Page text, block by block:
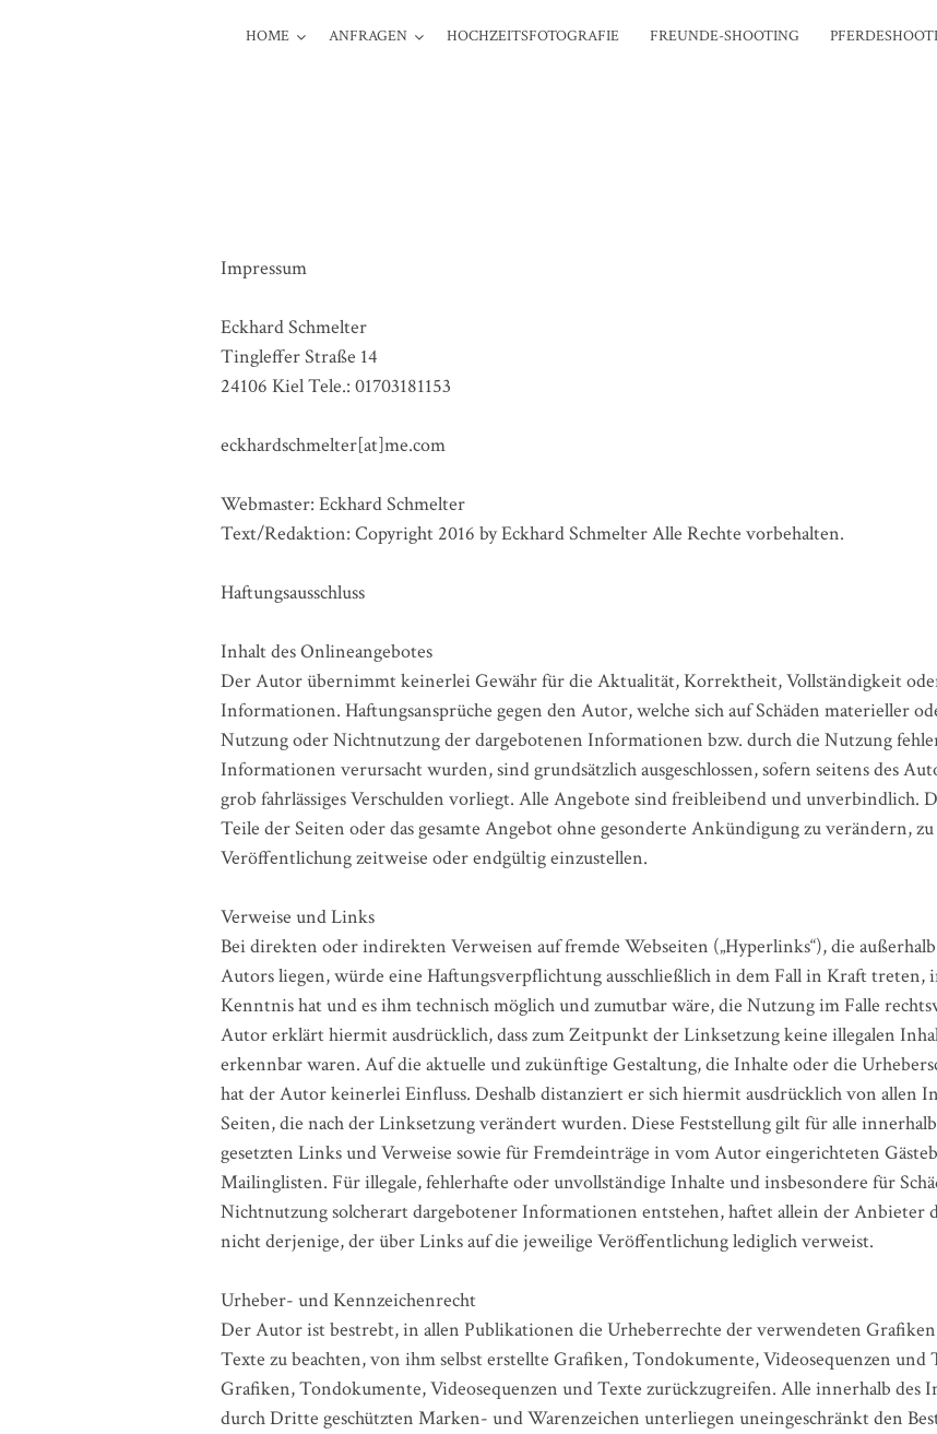
HOME ANFRAGEN HOCHZEITSFOTOGRAFIE FREUNDE-SHOOTING
Impressum
Eckhard Schmelter
Tingleffer Straße 14
24106 Kiel Tele.: 01703181153
eckhardschmelter[at]me.com
Webmaster: Eckhard Schmelter
Text/Redaktion: Copyright 2016 by Eckhard Schmelter Alle Rechte vorbehalten.
Haftungsausschluss
Inhalt des Onlineangebotes
Der Autor übernimmt keinerlei Gewähr für die Aktualität, Korrektheit, Vollständigkeit
Informationen. Haftungsansprüche gegen den Autor, welche sich auf Schäden materieller
Nutzung oder Nichtnutzung der dargebotenen Informationen bzw. durch die Nutzung
Informationen verursacht wurden, sind grundsätzlich ausgeschlossen, sofern seitens des
grob fahrlässiges Verschulden vorliegt. Alle Angebote sind freibleibend und unverbindlich.
Teile der Seiten oder das gesamte Angebot ohne gesonderte Ankündigung zu verändern,
Veröffentlichung zeitweise oder endgültig einzustellen.
Verweise und Links
Bei direkten oder indirekten Verweisen auf fremde Webseiten („Hyperlinks“), die
Autors liegen, würde eine Haftungsverpflichtung ausschließlich in dem Fall in Kraft
Kenntnis hat und es ihm technisch möglich und zumutbar wäre, die Nutzung im Falle
Autor erklärt hiermit ausdrücklich, dass zum Zeitpunkt der Linksetzung keine illegalen
erkennbar waren. Auf die aktuelle und zukünftige Gestaltung, die Inhalte oder die
hat der Autor keinerlei Einfluss. Deshalb distanziert er sich hiermit ausdrücklich von allen
Seiten, die nach der Linksetzung verändert wurden. Diese Feststellung gilt für alle
gesetzten Links und Verweise sowie für Fremdeinträge in vom Autor eingerichteten
Mailinglisten. Für illegale, fehlerhafte oder unvollständige Inhalte und insbesondere für
Nichtnutzung solcherart dargebotener Informationen entstehen, haftet allein der Anbieter
nicht derjenige, der über Links auf die jeweilige Veröffentlichung lediglich verweist.
Urheber- und Kennzeichenrecht
Der Autor ist bestrebt, in allen Publikationen die Urheberrechte der verwendeten
Texte zu beachten, von ihm selbst erstellte Grafiken, Tondokumente, Videosequenzen und
Grafiken, Tondokumente, Videosequenzen und Texte zurückzugreifen. Alle innerhalb des
durch Dritte geschützten Marken- und Warenzeichen unterliegen uneingeschränkt den